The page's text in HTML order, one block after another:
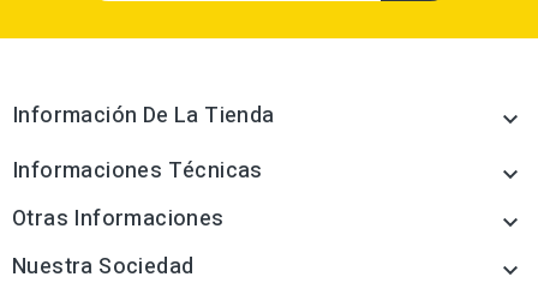
Información De La Tienda 
Informaciones Técnicas 
Otras Informaciones 
Nuestra Sociedad 